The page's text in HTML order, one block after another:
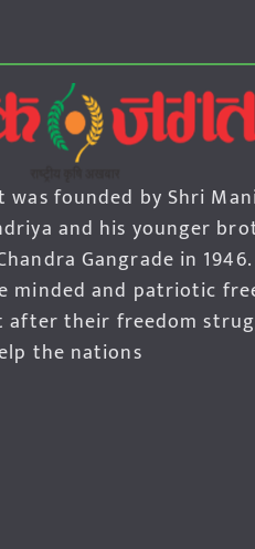
was founded by Shri
and his younger
Gangrade in
minded and patriotic
their freedom
the nations